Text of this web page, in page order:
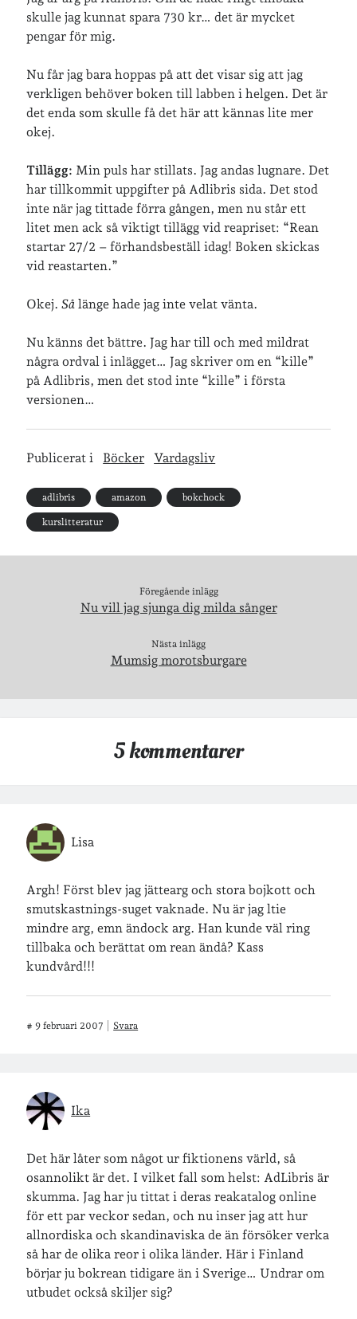
skulle jag kunnat spara 730 kr… det är mycket
pengar för mig.
Nu får jag bara hoppas på att det visar sig att jag
verkligen behöver boken till labben i helgen. Det är
det enda som skulle få det här att kännas lite mer
okej.
Tillägg: Min puls har stillats. Jag andas lugnare. Det
har tillkommit uppgifter på Adlibris sida. Det stod
inte när jag tittade förra gången, men nu står ett
litet men ack så viktigt tillägg vid reapriset: “Rean
startar 27/2 – förhandsbeställ idag! Boken skickas
vid reastarten.”
Okej.Så länge hade jag inte velat vänta.
Nu känns det bättre. Jag har till och med mildrat
några ordval i inlägget… Jag skriver om en “kille”
på Adlibris, men det stod inte “kille” i första
versionen…
Publicerat i Böcker Vardagsliv
adlibris amazon bokchock
kurslitteratur
Föregående inlägg
Nu vill jag sjunga dig milda sånger
Nästa inlägg
Mumsig morotsburgare
5 kommentarer
Lisa
Argh! Först blev jag jättearg och stora bojkott och
smutskastnings-suget vaknade. Nu är jag ltie
mindre arg, emn ändock arg. Han kunde väl ring
tillbaka och berättat om rean ändå? Kass
kundvård!!!
#9 februari 2007 Svara
Ika
Det här låter som något ur fiktionens värld, så
osannolikt är det. I vilket fall som helst: AdLibris är
skumma. Jag har ju tittat i deras reakatalog online
för ett par veckor sedan, och nu inser jag att hur
allnordiska och skandinaviska de än försöker verka
så har de olika reor i olika länder. Här i Finland
börjar ju bokrean tidigare än i Sverige… Undrar om
utbudet också skiljer sig?